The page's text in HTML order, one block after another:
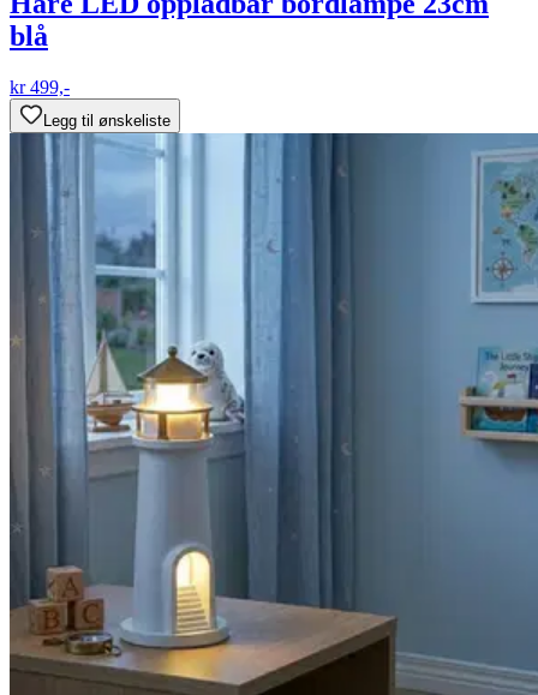
blå
kr 499,-
Legg til ønskeliste